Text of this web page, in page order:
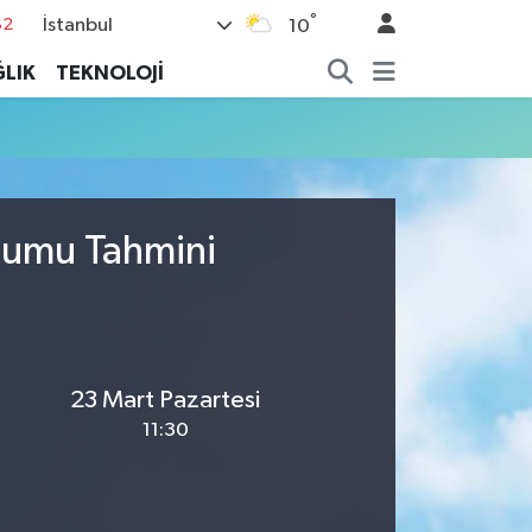
İstanbul 10°
TEKNOLOJİ
Tahmini
23 Mart Pazartesi
11:30